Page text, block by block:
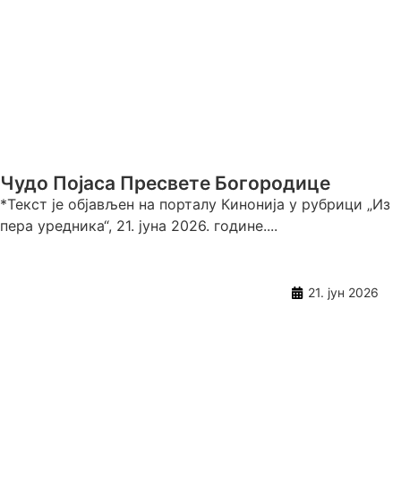
Чудо Појаса Пресвете Богородице
*Текст је објављен на порталу Кинонија у рубрици „Из
пера уредника“, 21. јуна 2026. године....
21. јун 2026